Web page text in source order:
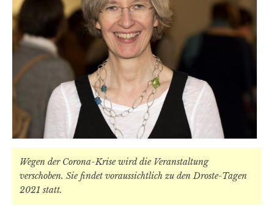
Wegen der Corona-Krise wird die Veranstaltung
verschoben. Sie findet voraussichtlich zu den Droste-Tagen
2021 statt.